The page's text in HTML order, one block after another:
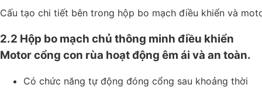
Cấu tạo chi tiết bên trong hộp bo mạch điều khiển và
2.2 Hộp bo mạch chủ thông minh điều khiển
Motor cổng con rùa hoạt động êm ái và an toàn.
Có chức năng tự động đóng cổng sau khoảng thời